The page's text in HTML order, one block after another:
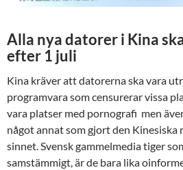
Alla nya datorer i Kina
efter 1 juli
Kina kräver att datorerna ska vara
programvara som censurerar vissa
vara platser med pornografi men
något annat som gjort den Kinesiska
sinnet. Svensk gammelmedia tiger
samstämmigt, är de bara lika